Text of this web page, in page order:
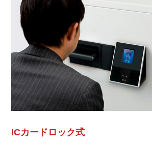
ICカードロック式